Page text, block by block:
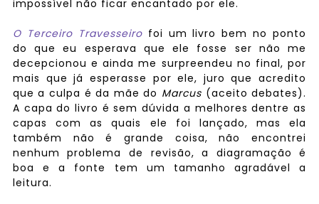
impossível não ficar encantado por ele.
O Terceiro Travesseirofoi um livro bem no ponto
do que eu esperava que ele fosse ser não me
decepcionou e ainda me surpreendeu no final, por
mais que já esperasse por ele, juro que acredito
que a culpa é da mãe do Marcus (aceito debates).
A capa do livro é sem dúvida a melhores dentre as
capas com as quais ele foi lançado, mas ela
também não é grande coisa, não encontrei
nenhum problema de revisão, a diagramação é
boa e a fonte tem um tamanho agradável a
leitura.